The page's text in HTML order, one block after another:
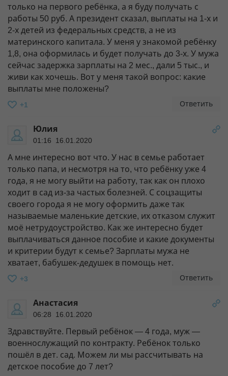
только на первого ребёнка, а я буду получать с
работы 50 руб. А президент сказал, выплаты на 1-х и
2-х детей из федеральных средств, а не из
материнского капитала. У меня у знакомой ребёнку
1,8, она оформилась и будет получать до 3-х. У мужа
сейчас задержка зарплаты на 2 мес., дали 5 тыс., и
живи как хочешь. Вот у меня такой вопрос: какие
выплаты мне положены?
+1 Ответить
Юлия
01:16 16.01.2020
А мне интересно вот что. У нас в семье работает
только папа, и несмотря на то, что ребёнку уже 4
года, я не могу выйти на работу, так как он плохо
ходит в сад из-за частых болезней. С соцзащиты
своего города я не могу оформить даже так
называемые маленькие детские, их отказом служит
моё нетрудоустройство. Как же интересно будет
выплачиваться данное пособие и какие документы
и критерии будут к семье? Зарплаты мужа не
хватает, бабушек-дедушек в помощь нет.
+3 Ответить
Анастасия
06:28 16.01.2020
Здравствуйте. Первый ребёнок — 4 года, муж —
военнослужащий по контракту. Ребёнок только
пошёл в дет. сад. Можем ли мы рассчитывать на
детское пособие до 7 лет?